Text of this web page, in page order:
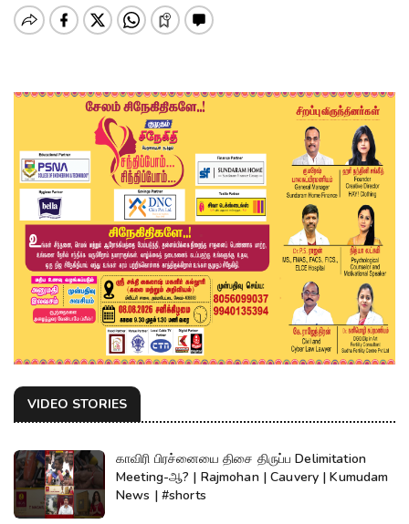
VIDEO STORIES
காவிரி பிரச்னையை திசை திருப்ப Delimitation
Meeting-ஆ? | Rajmohan | Cauvery | Kumudam
News | #shorts